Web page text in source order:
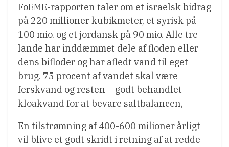
FoEME-rapporten taler om et israelsk bidrag
på 220 millioner kubikmeter, et syrisk på
100 mio. og et jordansk på 90 mio. Alle tre
lande har inddæmmet dele af floden eller
dens bifloder og har afledt vand til eget
brug. 75 procent af vandet skal være
ferskvand og resten – godt behandlet
kloakvand for at bevare saltbalancen,
En tilstrømning af 400-600 milioner årligt
vil blive et godt skridt i retning af at redde